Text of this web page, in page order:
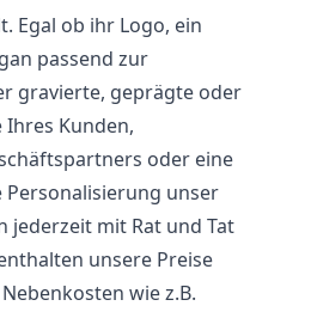
Egal ob ihr Logo, ein
passend zur
gravierte, geprägte oder
Kunden,
oder eine
Personalisierung unser
jederzeit mit Rat und Tat
unsere Preise
wie z.B.